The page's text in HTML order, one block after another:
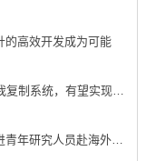
的高效开发成为可能
制系统，有望实现携
年研究人员赴海外开